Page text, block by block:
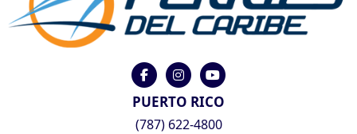
PUERTO RICO
(787) 622-4800